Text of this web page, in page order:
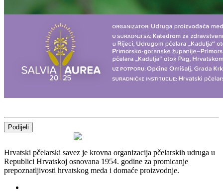
Podijeli
Hrvatski pčelarski savez je krovna organizacija pčelarskih udruga u
Republici Hrvatskoj osnovana 1954. godine za promicanje
prepoznatljivosti hrvatskog meda i domaće proizvodnje.